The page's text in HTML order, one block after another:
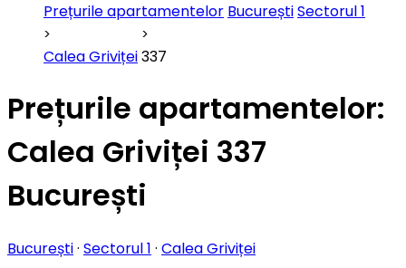
Prețurile apartamentelor BucureștiSectorul 1
Calea Griviței337
Prețurile apartamentelor:
Calea Griviței 337
București
București· Sectorul 1 · Calea Griviței